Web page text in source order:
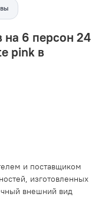
на 6 персон 24
pink в
и поставщиком
изготовленных
внешний вид